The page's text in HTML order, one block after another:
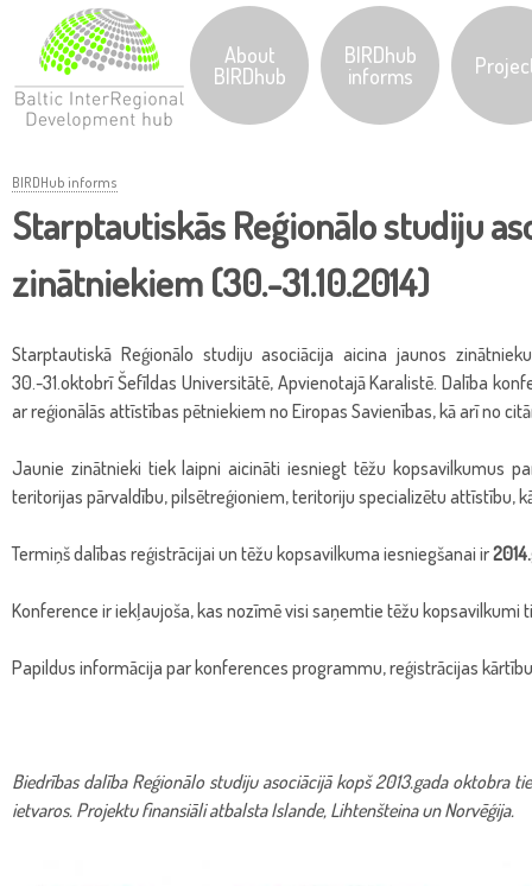
Jump to navigation
Y
o
a
e
h
e
r
BIRDHub informs
Starptautiskās Reģionālo studiju
zinātniekiem (30.-31.10.2014)
Starptautiskā Reģionālo studiju asociācija aicina jaunos
30.-31.oktobrī Šefīldas Universitātē, Apvienotajā Karalistē. Dalība
ar reģionālās attīstības pētniekiem no Eiropas Savienības, kā arī no
Jaunie zinātnieki tiek laipni aicināti iesniegt tēžu kopsavilkumus
teritorijas pārvaldību, pilsētreģioniem, teritoriju specializētu attīstību,
Termiņš dalības reģistrācijai un tēžu kopsavilkuma iesniegšanai ir
Konference ir iekļaujoša, kas nozīmē visi saņemtie tēžu
Papildus informācija par konferences programmu, reģistrācijas
Biedrības dalība Reģionālo studiju asociācijā kopš 2013.gada oktobra
ietvaros. Projektu finansiāli atbalsta Islande, Lihtenšteina un Norvēģija.
About
BIRDhub
BIRDhub
informs